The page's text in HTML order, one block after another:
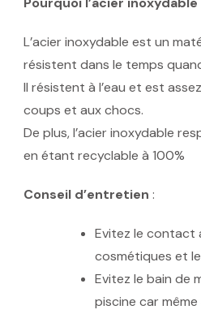
L’acier inoxydable est un
résistent dans le temps
Il résistent à l’eau et est
coups et aux chocs.
De plus, l’acier inoxydable
en étant recyclable à 100%
Conseil d’entretien :
Evitez le contact
cosmétiques et
Evitez le bain de
piscine car même